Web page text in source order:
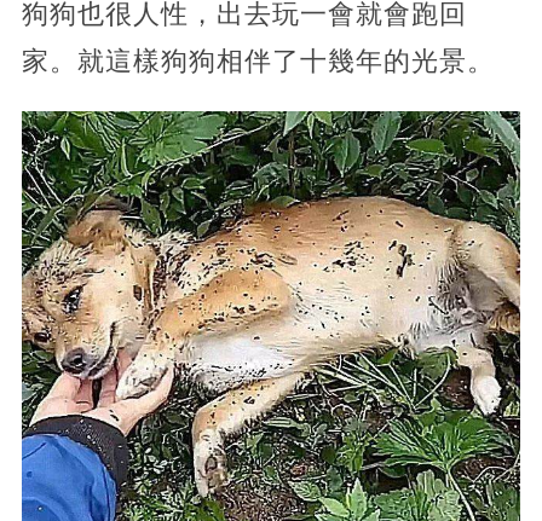
狗狗也很人性，出去玩一會就會跑回
家。就這樣狗狗相伴了十幾年的光景。